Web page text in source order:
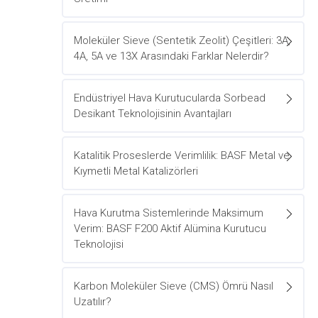
Moleküler Sieve (Sentetik Zeolit) Çeşitleri: 3A,
4A, 5A ve 13X Arasındaki Farklar Nelerdir?
Endüstriyel Hava Kurutucularda Sorbead
Desikant Teknolojisinin Avantajları
Katalitik Proseslerde Verimlilik: BASF Metal ve
Kıymetli Metal Katalizörleri
Hava Kurutma Sistemlerinde Maksimum
Verim: BASF F200 Aktif Alümina Kurutucu
Teknolojisi
Karbon Moleküler Sieve (CMS) Ömrü Nasıl
Uzatılır?